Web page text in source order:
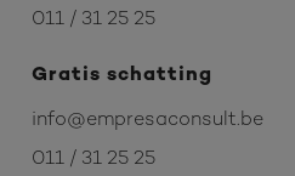
011 / 31 25 25
Gratis schatting
info@empresaconsult.be
011 / 31 25 25